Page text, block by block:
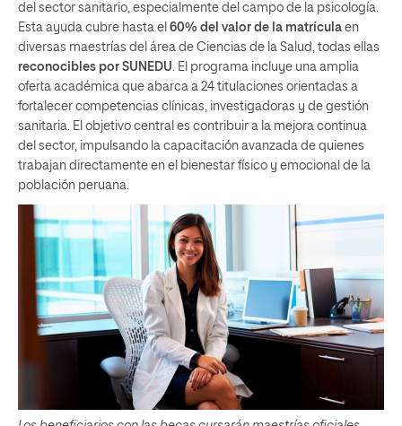
del sector sanitario, especialmente del campo de la psicología.
Esta ayuda cubre hasta el 60% del valor de la matrícula en
diversas maestrías del área de Ciencias de la Salud, todas ellas
reconocibles por SUNEDU . El programa incluye una amplia
oferta académica que abarca a 24 titulaciones orientadas a
fortalecer competencias clínicas, investigadoras y de gestión
sanitaria. El objetivo central es contribuir a la mejora continua
del sector, impulsando la capacitación avanzada de quienes
trabajan directamente en el bienestar físico y emocional de la
población peruana.